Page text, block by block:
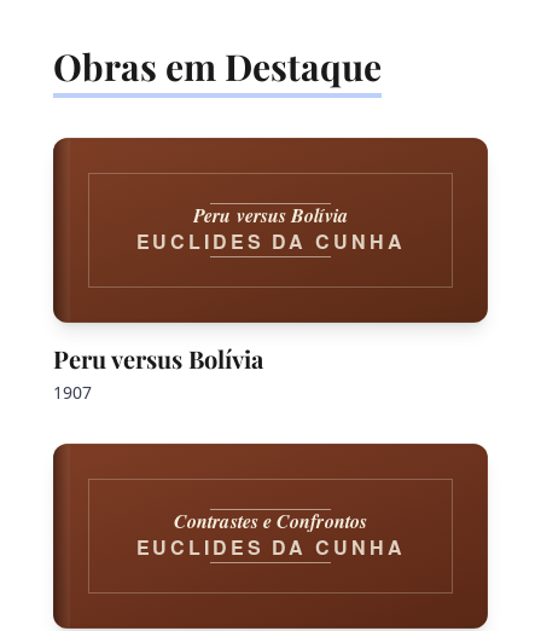
Obras em Destaque
Peru versus Bolívia
EUCLIDES DA CUNHA
Peru versus Bolívia
1907
Contrastes e Confrontos
EUCLIDES DA CUNHA